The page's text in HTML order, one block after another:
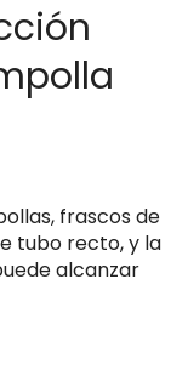
frascos de
tubo recto, y la
alcanzar